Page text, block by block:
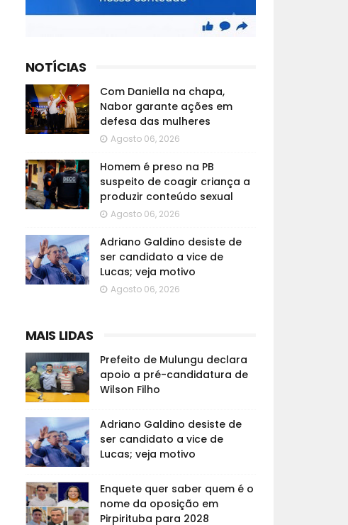
NOTÍCIAS
Com Daniella na chapa,
Nabor garante ações em
defesa das mulheres
Agosto 06, 2026
Homem é preso na PB
suspeito de coagir criança a
produzir conteúdo sexual
Agosto 06, 2026
Adriano Galdino desiste de
ser candidato a vice de
Lucas; veja motivo
Agosto 06, 2026
MAIS LIDAS
Prefeito de Mulungu declara
apoio a pré-candidatura de
Wilson Filho
Adriano Galdino desiste de
ser candidato a vice de
Lucas; veja motivo
Enquete quer saber quem é o
nome da oposição em
Pirpirituba para 2028